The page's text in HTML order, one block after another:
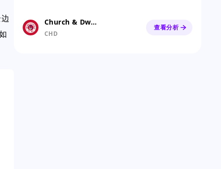
Church & Dwight Co., Inc.
CHD
查看分析